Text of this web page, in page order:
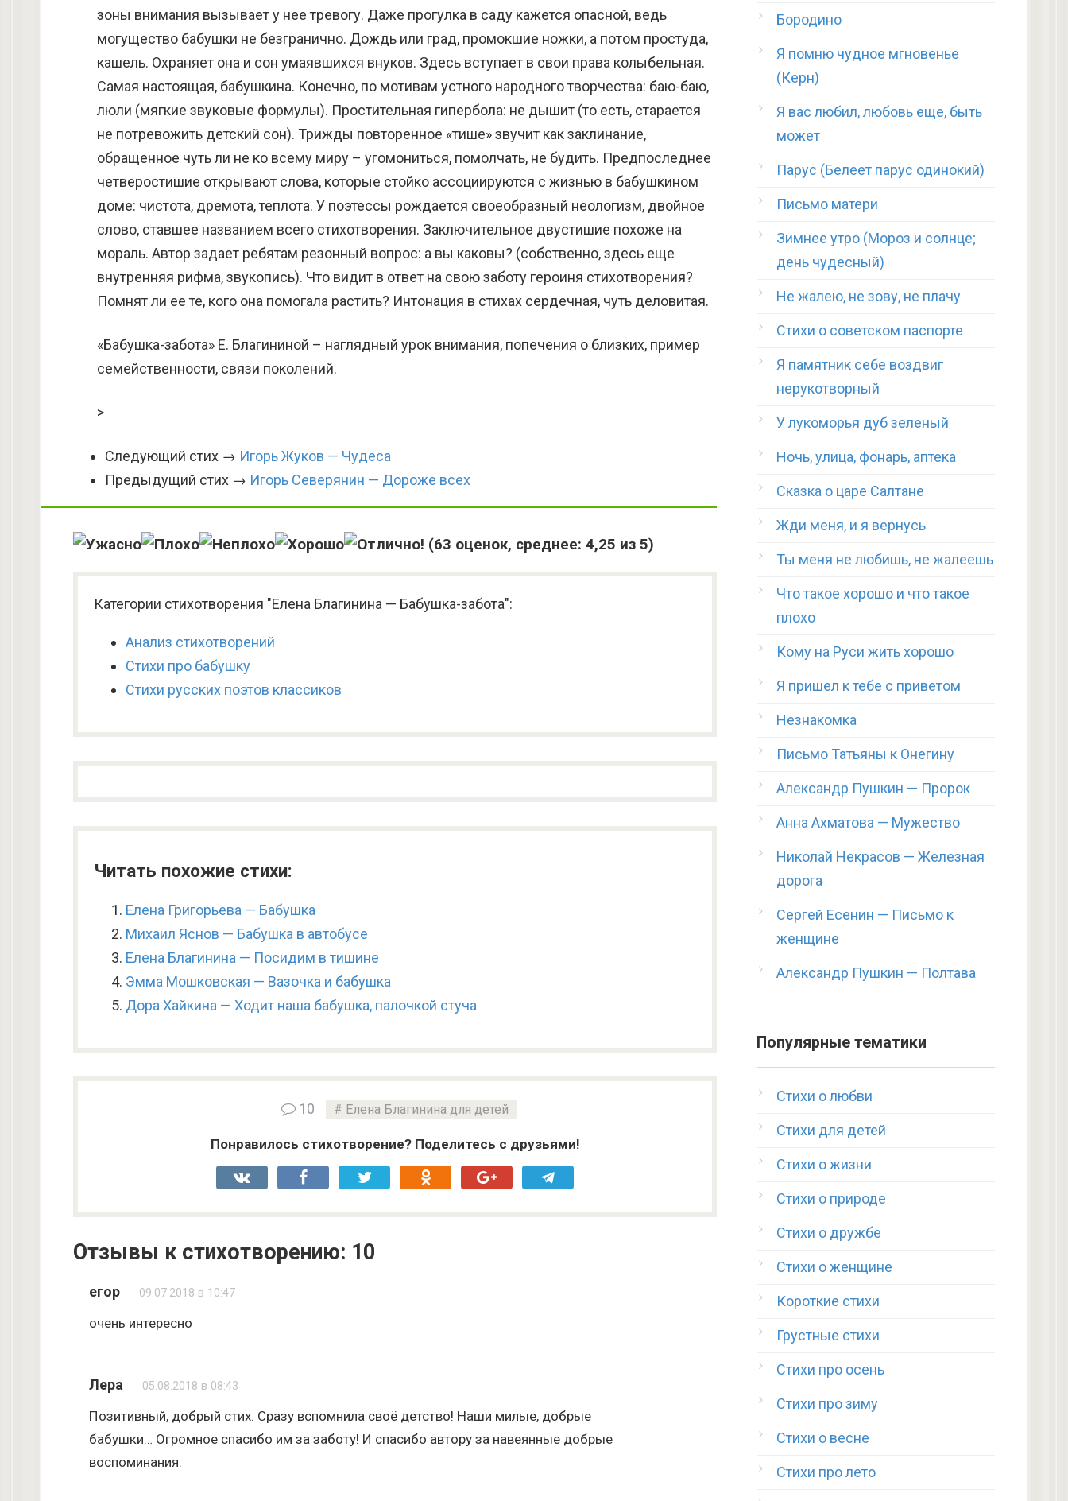
зоны внимания вызывает у нее тревогу. Даже прогулка в саду кажется опасной, ведь
могущество бабушки не безгранично. Дождь или град, промокшие ножки, а потом простуда,
кашель. Охраняет она и сон умаявшихся внуков. Здесь вступает в свои права колыбельная.
Самая настоящая, бабушкина. Конечно, по мотивам устного народного творчества: баю-баю,
люли (мягкие звуковые формулы). Простительная гипербола: не дышит (то есть, старается
не потревожить детский сон). Трижды повторенное «тише» звучит как заклинание,
обращенное чуть ли не ко всему миру – угомониться, помолчать, не будить. Предпоследнее
четверостишие открывают слова, которые стойко ассоциируются с жизнью в бабушкином
доме: чистота, дремота, теплота. У поэтессы рождается своеобразный неологизм, двойное
слово, ставшее названием всего стихотворения. Заключительное двустишие похоже на
мораль. Автор задает ребятам резонный вопрос: а вы каковы? (собственно, здесь еще
внутренняя рифма, звукопись). Что видит в ответ на свою заботу героиня стихотворения?
Помнят ли ее те, кого она помогала растить? Интонация в стихах сердечная, чуть деловитая.
«Бабушка-забота» Е. Благининой – наглядный урок внимания, попечения о близких, пример
семейственности, связи поколений.
>
Следующий стих → Игорь Жуков — Чудеса
Предыдущий стих → Игорь Северянин — Дороже всех
(63 оценок, среднее: 4,25 из 5)
Категории стихотворения "Елена Благинина — Бабушка-забота":
Анализ стихотворений
Стихи про бабушку
Стихи русских поэтов классиков
Читать похожие стихи:
Елена Григорьева — Бабушка
Михаил Яснов — Бабушка в автобусе
Елена Благинина — Посидим в тишине
Эмма Мошковская — Вазочка и бабушка
Дора Хайкина — Ходит наша бабушка, палочкой стуча
10 Елена Благинина для детей
Понравилось стихотворение? Поделитесь с друзьями!
Отзывы к стихотворению: 10
егор 09.07.2018 в 10:47
очень интересно
Лера 05.08.2018 в 08:43
Позитивный, добрый стих. Сразу вспомнила своё детство! Наши милые, добрые
бабушки… Огромное спасибо им за заботу! И спасибо автору за навеянные добрые
воспоминания.
Бородино
Я помню чудное мгновенье
(Керн)
Я вас любил, любовь еще, быть
может
Парус (Белеет парус одинокий)
Письмо матери
Зимнее утро (Мороз и солнце;
день чудесный)
Не жалею, не зову, не плачу
Стихи о советском паспорте
Я памятник себе воздвиг
нерукотворный
У лукоморья дуб зеленый
Ночь, улица, фонарь, аптека
Сказка о царе Салтане
Жди меня, и я вернусь
Ты меня не любишь, не жалеешь
Что такое хорошо и что такое
плохо
Кому на Руси жить хорошо
Я пришел к тебе с приветом
Незнакомка
Письмо Татьяны к Онегину
Александр Пушкин — Пророк
Анна Ахматова — Мужество
Николай Некрасов — Железная
дорога
Сергей Есенин — Письмо к
женщине
Александр Пушкин — Полтава
Популярные тематики
Стихи о любви
Стихи для детей
Стихи о жизни
Стихи о природе
Стихи о дружбе
Стихи о женщине
Короткие стихи
Грустные стихи
Стихи про осень
Стихи про зиму
Стихи о весне
Стихи про лето